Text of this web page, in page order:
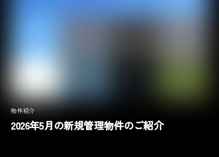
物件紹介
2026年5月の新規管理物件のご紹介